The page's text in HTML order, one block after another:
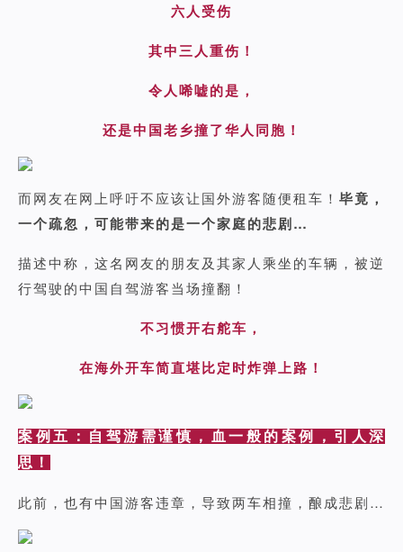
六人受伤
其中三人重伤！
令人唏嘘的是，
还是中国老乡撞了华人同胞！
而网友在网上呼吁不应该让国外游客随便租车！ 毕竟，
一个疏忽，可能带来的是一个家庭的悲剧…
描述中称，这名网友的朋友及其家人乘坐的车辆，被逆
行驾驶的中国自驾游客当场撞翻！
不习惯开右舵车，
在海外开车简直堪比定时炸弹上路！
案例五：自驾游需谨慎，血一般的案例，引人深
思！
此前，也有中国游客违章，导致两车相撞，酿成悲剧…